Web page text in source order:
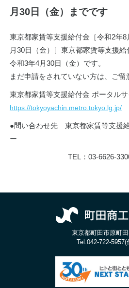
月30日（金）までです
東京都家賃等支援給付金［令和2年8
月30日（金）］東京都家賃等支援給
令和3年4月30日（金）です。
まだ申請をされていない方は、ご留
東京都家賃等支援給付金 ポータル
https://tokyoyachin.metro.tokyo.lg.jp/
●問い合わせ先 東京都家賃等支援
ー
TEL：03-6626-
東京都町田市原町
Tel.042-722-5957(